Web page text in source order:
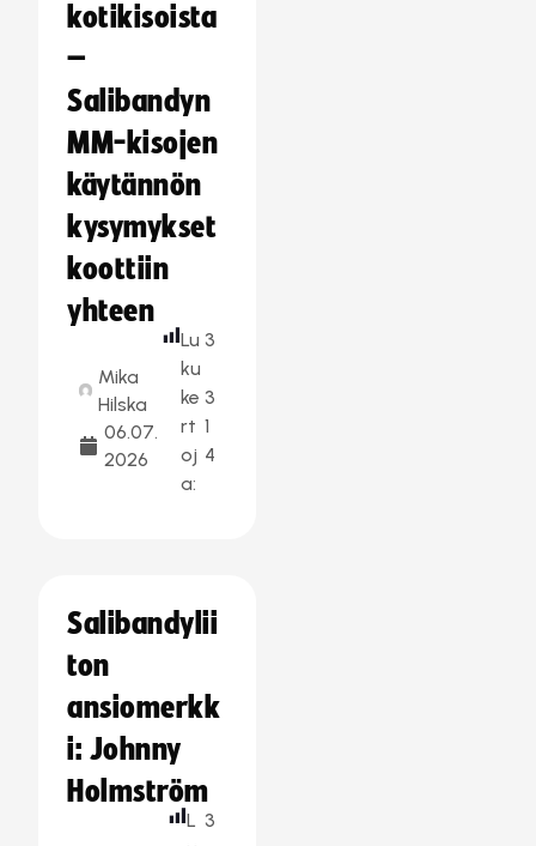
kotikisoista
–
Salibandyn
MM-kisojen
käytännön
kysymykset
koottiin
yhteen
Mika
Hilska
06.07.
2026
Lu
ku
ke
rt
oj
a:
3
3
1
4
Salibandylii
ton
ansiomerkk
i: Johnny
Holmström
L 3